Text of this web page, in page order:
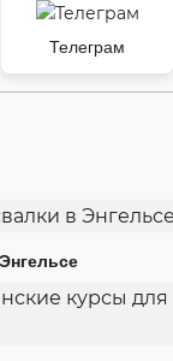
Телеграм